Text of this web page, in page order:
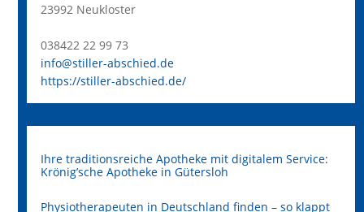
23992 Neukloster
038422 22 99 73
info@stiller-abschied.de
https://stiller-abschied.de/
Ihre traditionsreiche Apotheke mit digitalem Service:
Krönig’sche Apotheke in Gütersloh
Physiotherapeuten in Deutschland finden – so klappt